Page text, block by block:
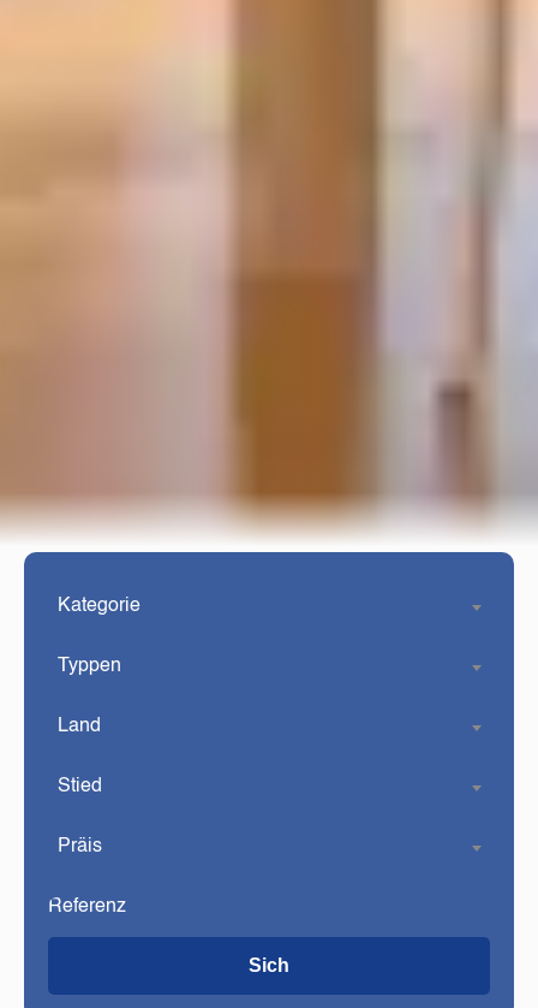
Kategorie
Typpen
Land
Stied
Präis
Sich